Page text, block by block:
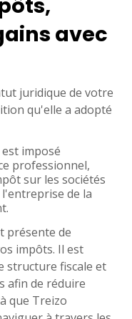
avec
juridique de votre
qu'elle a adopté
imposé
professionnel,
sur les sociétés
de la
présente de
impôts. Il est
structure fiscale et
afin de réduire
que Treizo